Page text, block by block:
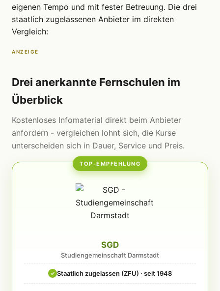
eigenen Tempo und mit fester Betreuung. Die drei
staatlich zugelassenen Anbieter im direkten
Vergleich:
ANZEIGE
Drei anerkannte Fernschulen im
Überblick
Kostenloses Infomaterial direkt beim Anbieter
anfordern - vergleichen lohnt sich, die Kurse
unterscheiden sich in Dauer, Service und Preis.
TOP-EMPFEHLUNG
SGD
Studiengemeinschaft Darmstadt
✓ Staatlich zugelassen (ZFU) · seit 1948